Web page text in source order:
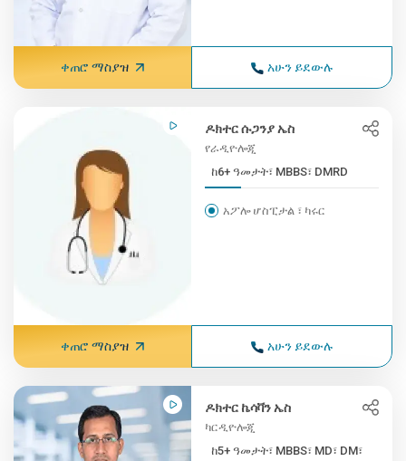
ቀጠሮ ማስያዝ አሁን ይደውሉ
ዶክተር ሱጋንያ ኤስ
የራዲዮሎጂ
ከ6+ ዓመታት፣ MBBS፣ DMRD
አፖሎ ሆስፒታል ፣ ካሩር
ቀጠሮ ማስያዝ አሁን ይደውሉ
ዶክተር ኬሳቫን ኤስ
ካርዲዮሎጂ
ከ5+ ዓመታት፣ MBBS፣ MD፣ DM፣